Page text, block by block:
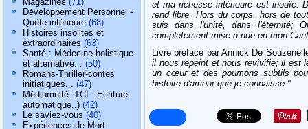
Développement Personnel -
Quête intérieure (68)
Histoires insolites et
extraordinaires (63)
Santé : Médecine holistique
et alternative... (50)
Romans-Thriller-contes
initiatiques... (47)
Médiumnité -TCI - Ecriture
automatique..) (42)
Le saviez-vous (40)
Expériences de Mort
et ma richesse intérieure est inouïe.
rend libre. Hors du corps, hors de
suis dans l'unité, dans l'éternité;
complètement mise à nue en mon
Livre préfacé par Annick De
il nous repeint et nous revivifie; il est
un cœur et des poumons subtils
histoire d'amour que je connaisse."